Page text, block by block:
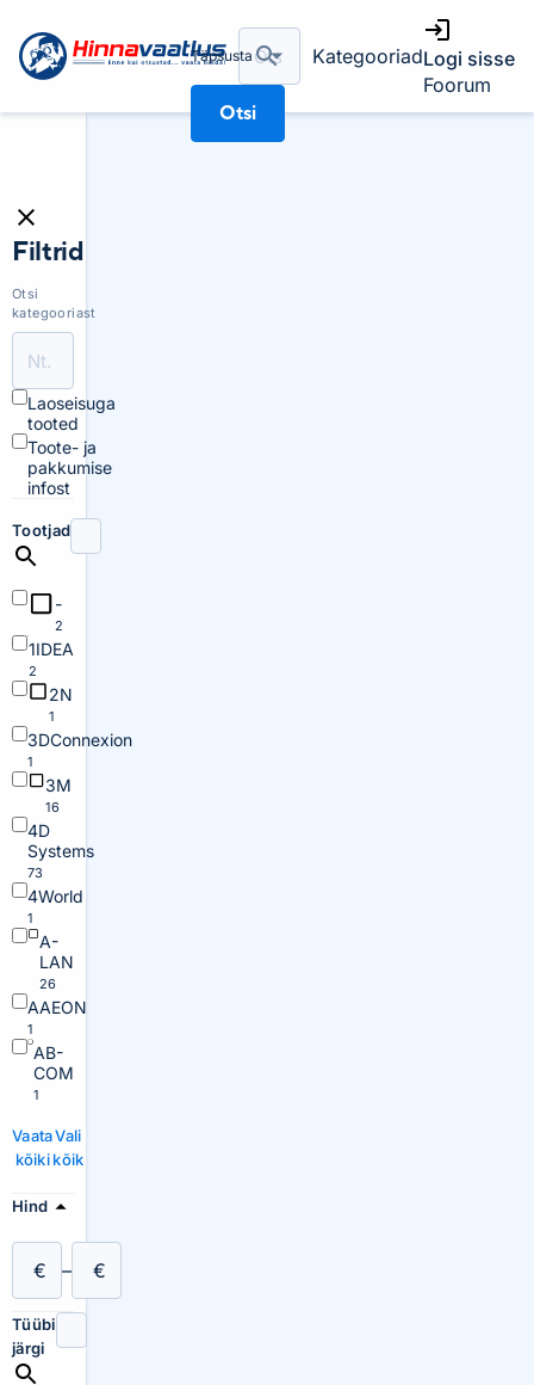
Täpsusta
Otsi
KategooriadLogi sisse
Foorum
Filtrid
Otsi
kategooriast
Laoseisuga
tooted
Toote- ja
pakkumise
infost
Tootjad
-
2
1IDEA
2
2N
1
3DConnexion
1
3M
16
4D
Systems
73
4World
1
A-
LAN
26
AAEON
1
AB-
COM
1
Vaata
kõiki
Vali
kõik
Hind
€ – €
Tüübi
järgi